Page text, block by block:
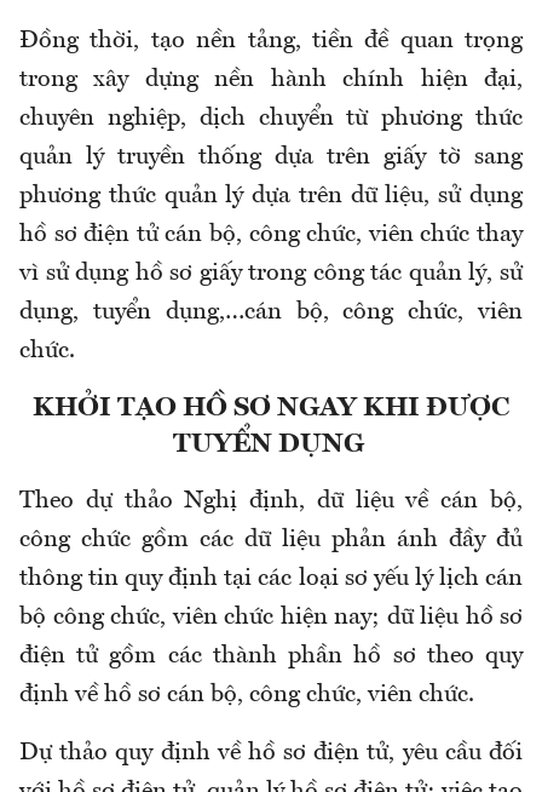
Đồng thời, tạo nền tảng, tiền đề quan trọng
trong xây dựng nền hành chính hiện đại,
chuyên nghiệp, dịch chuyển từ phương thức
quản lý truyền thống dựa trên giấy tờ sang
phương thức quản lý dựa trên dữ liệu, sử dụng
hồ sơ điện tử cán bộ, công chức, viên chức thay
vì sử dụng hồ sơ giấy trong công tác quản lý, sử
dụng, tuyển dụng,…cán bộ, công chức, viên
chức.
KHỞI TẠO HỒ SƠ NGAY KHI ĐƯỢC
TUYỂN DỤNG
Theo dự thảo Nghị định, dữ liệu về cán bộ,
công chức gồm các dữ liệu phản ánh đầy đủ
thông tin quy định tại các loại sơ yếu lý lịch cán
bộ công chức, viên chức hiện nay; dữ liệu hồ sơ
điện tử gồm các thành phần hồ sơ theo quy
định về hồ sơ cán bộ, công chức, viên chức.
Dự thảo quy định về hồ sơ điện tử, yêu cầu đối